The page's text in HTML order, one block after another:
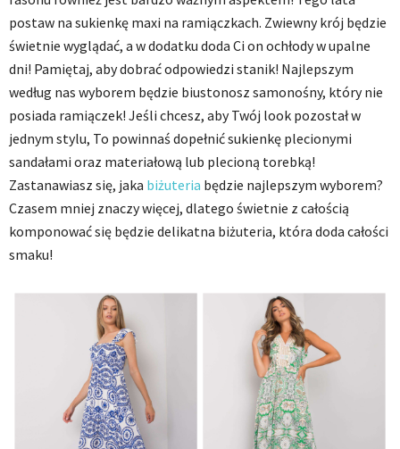
postaw na sukienkę maxi na ramiączkach. Zwiewny krój będzie
świetnie wyglądać, a w dodatku doda Ci on ochłody w upalne
dni! Pamiętaj, aby dobrać odpowiedzi stanik! Najlepszym
według nas wyborem będzie biustonosz samonośny, który nie
posiada ramiączek! Jeśli chcesz, aby Twój look pozostał w
jednym stylu, To powinnaś dopełnić sukienkę plecionymi
sandałami oraz materiałową lub plecioną torebką!
Zastanawiasz się, jaka biżuteria będzie najlepszym wyborem?
Czasem mniej znaczy więcej, dlatego świetnie z całością
komponować się będzie delikatna biżuteria, która doda całości
smaku!